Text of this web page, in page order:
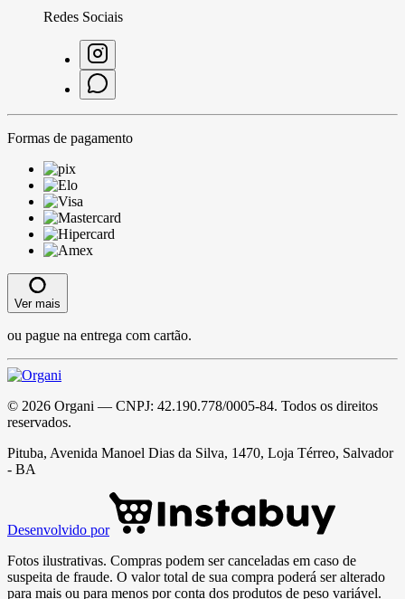
Redes Sociais
Formas de pagamento
Ver mais
ou pague na entrega com cartão.
© 2026 Organi — CNPJ: 42.190.778/0005-84. Todos os direitos
reservados.
Pituba, Avenida Manoel Dias da Silva, 1470, Loja Térreo, Salvador
- BA
Desenvolvido por
Fotos ilustrativas. Compras podem ser canceladas em caso de
suspeita de fraude. O valor total de sua compra poderá ser alterado
para mais ou para menos por conta dos produtos de peso variável.